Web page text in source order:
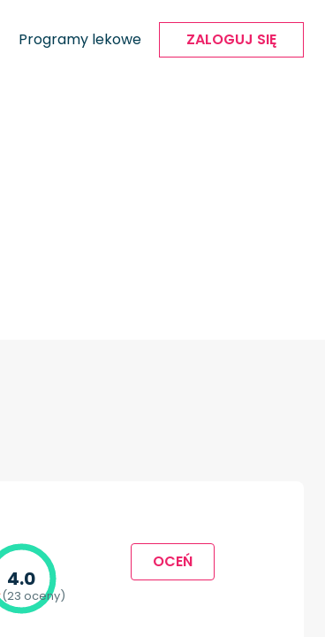
Programy lekowe ZALOGUJ SIĘ
4.0
(23 oceny)
OCEŃ